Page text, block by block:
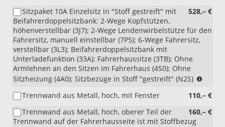
528,– €
Sitzpaket 10A Einzelsitz in "Stoff gestreift" mit
Beifahrerdoppelsitzbank: 2-Wege Kopfstützen,
höhenverstellbar (3J7); 2-Wege Lendenwirbelstütze für den
Fahrersitz, manuell einstellbar (7P5); 6-Wege Fahrersitz,
verstellbar (3L3); Beifahrerdoppelsitzbank mit
Unterladefunktion (33A); Fahrerhaussitze (3TB); Ohne
Armlehnen an den Sitzen im Fahrerhaus (4S0); Ohne
Sitzheizung (4A0); Sitzbezüge in Stoff "gestreift" (N2S)
mit
und
110,– €
Trennwand aus Metall, hoch, mit Fenster
160,– €
Trennwand aus Metall, hoch, oberer Teil der
Trennwand auf der Fahrerhausseite ist mit Stoffbezug